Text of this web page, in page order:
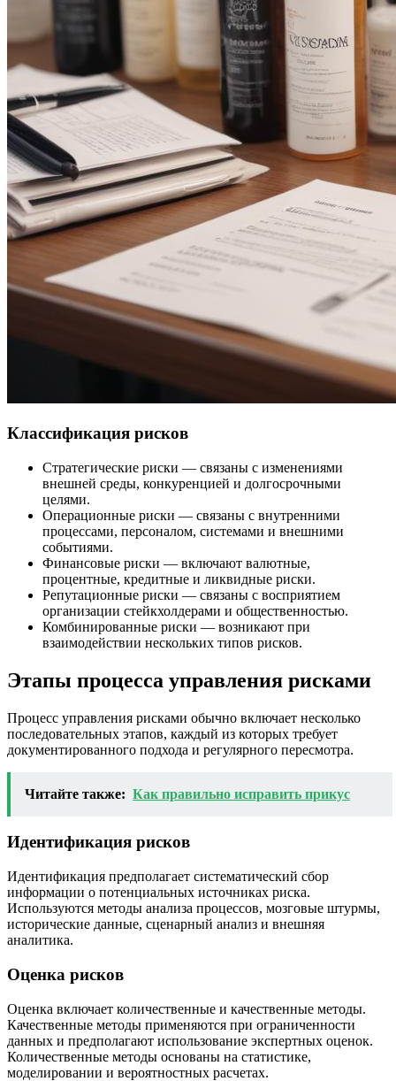
Классификация рисков
Стратегические риски — связаны с изменениями
внешней среды, конкуренцией и долгосрочными
целями.
Операционные риски — связаны с внутренними
процессами, персоналом, системами и внешними
событиями.
Финансовые риски — включают валютные,
процентные, кредитные и ликвидные риски.
Репутационные риски — связаны с восприятием
организации стейкхолдерами и общественностью.
Комбинированные риски — возникают при
взаимодействии нескольких типов рисков.
Этапы процесса управления рисками
Процесс управления рисками обычно включает несколько
последовательных этапов, каждый из которых требует
документированного подхода и регулярного пересмотра.
Читайте также: Как правильно исправить прикус
Идентификация рисков
Идентификация предполагает систематический сбор
информации о потенциальных источниках риска.
Используются методы анализа процессов, мозговые штурмы,
исторические данные, сценарный анализ и внешняя
аналитика.
Оценка рисков
Оценка включает количественные и качественные методы.
Качественные методы применяются при ограниченности
данных и предполагают использование экспертных оценок.
Количественные методы основаны на статистике,
моделировании и вероятностных расчетах.